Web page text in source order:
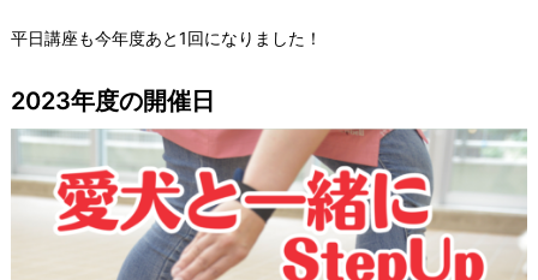
平日講座も今年度あと1回になりました！
2023年度の開催日